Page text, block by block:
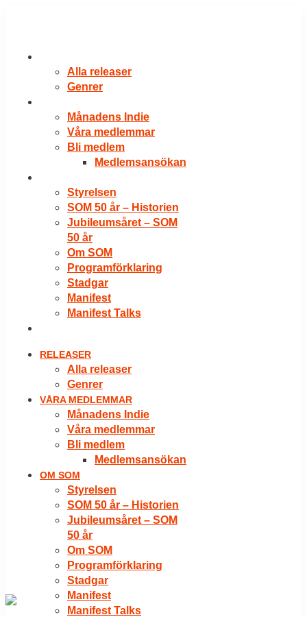
Alla releaser
Genrer
Månadens Indie
Våra medlemmar
Bli medlem
Medlemsansökan
Styrelsen
SOM 50 år – Historien
Jubileumsåret – SOM
50 år
Om SOM
Programförklaring
Stadgar
Manifest
Manifest Talks
RELEASER
Alla releaser
Genrer
VÅRA MEDLEMMAR
Månadens Indie
Våra medlemmar
Bli medlem
Medlemsansökan
OM SOM
Styrelsen
SOM 50 år – Historien
Jubileumsåret – SOM
50 år
Om SOM
Programförklaring
Stadgar
Manifest
Manifest Talks